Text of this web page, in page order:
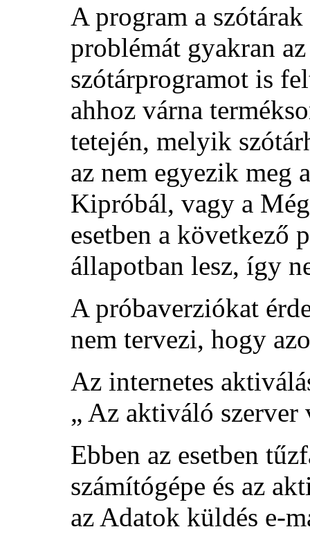
A program a
problémát gyakran
szótárprogramot is
ahhoz várna
tetején, melyik
az nem egyezik meg
Kipróbál, vagy a
esetben a következő
állapotban lesz, így
A próbaverziókat
nem tervezi, hogy
Az internetes
„ Az aktiváló szerver
Ebben az esetben
számítógépe és az
az Adatok küldés e-